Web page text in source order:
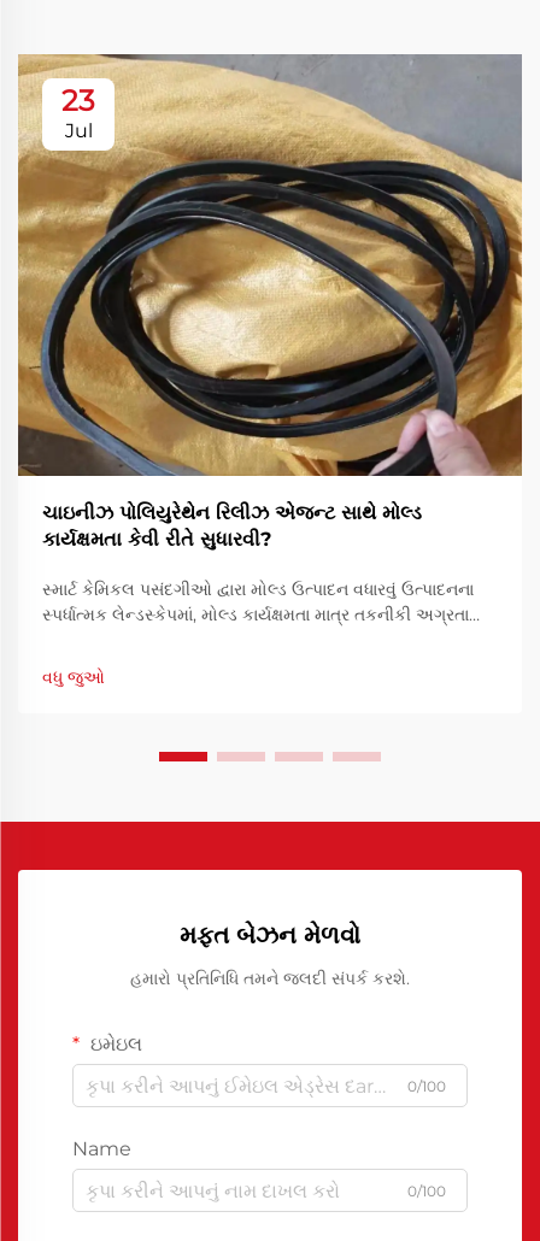
23
Jul
ચાઇનીઝ પોલિયુરેથેન રિલીઝ એજન્ટ સાથે મોલ્ડ
કાર્યક્ષમતા કેવી રીતે સુધારવી?
સ્માર્ટ કેમિકલ પસંદગીઓ દ્વારા મોલ્ડ ઉત્પાદન વધારવું ઉત્પાદનના
સ્પર્ધાત્મક લેન્ડસ્કેપમાં, મોલ્ડ કાર્યક્ષમતા માત્ર તકનીકી અગ્રતા
ઑપ્ટિમાઇઝ કરવાથી ચક્ર સમયને ઘટાડી શકાય છે, ઓછામાં ઓછા.
વધુ જુઓ
મફત બેઝન મેળવો
હમારો પ્રતિનિધિ તમને જલદી સંપર્ક કરશે.
ઇમેઇલ
0/100
Name
0/100